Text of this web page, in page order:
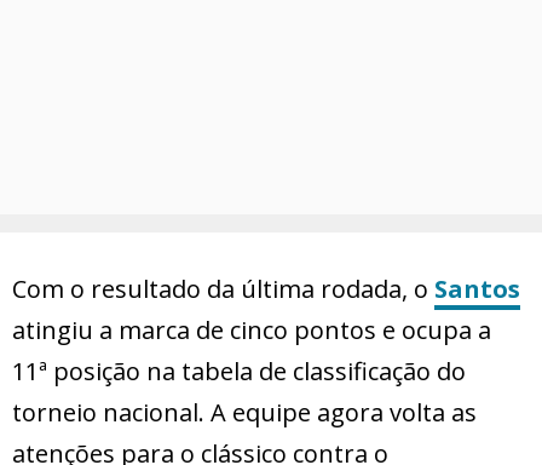
Com o resultado da última rodada, o Santos
atingiu a marca de cinco pontos e ocupa a
11ª posição na tabela de classificação do
torneio nacional. A equipe agora volta as
atenções para o clássico contra o